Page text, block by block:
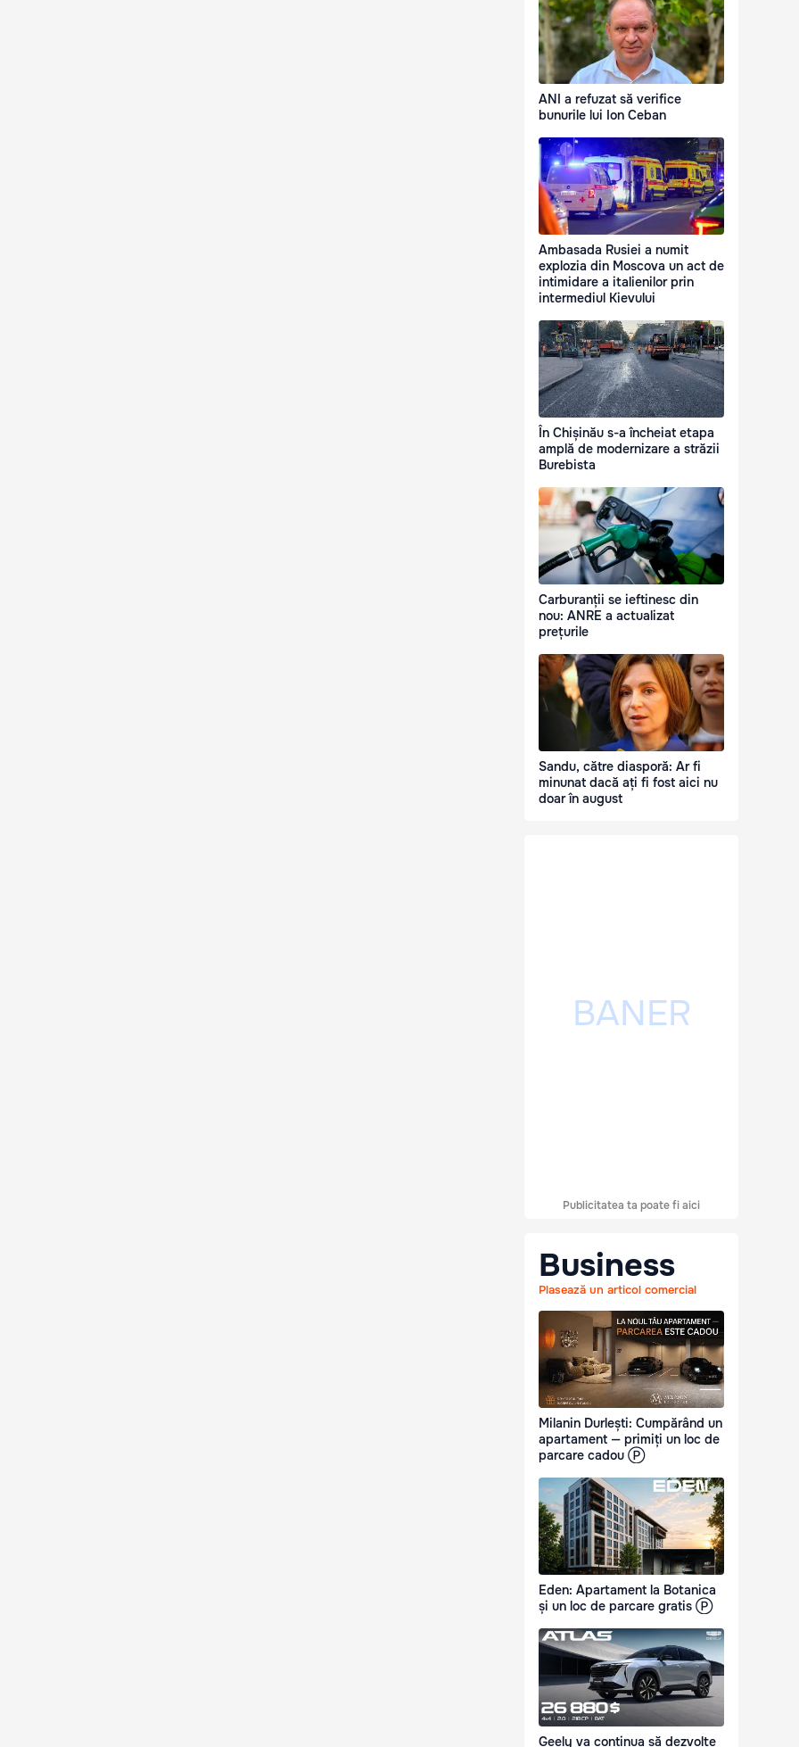
ANI a refuzat să verifice
bunurile lui Ion Ceban
Ambasada Rusiei a numit
explozia din Moscova un act de
intimidare a italienilor prin
intermediul Kievului
În Chișinău s-a încheiat etapa
amplă de modernizare a străzii
Burebista
Carburanții se ieftinesc din
nou: ANRE a actualizat
prețurile
Sandu, către diasporă: Ar fi
minunat dacă ați fi fost aici nu
doar în august
Publicitatea ta poate fi aici
Business
Plasează un articol comercial
Milanin Durlești: Cumpărând un
apartament — primiți un loc de
parcare cadou Ⓟ
Eden: Apartament la Botanica
și un loc de parcare gratis Ⓟ
Geely va continua să dezvolte